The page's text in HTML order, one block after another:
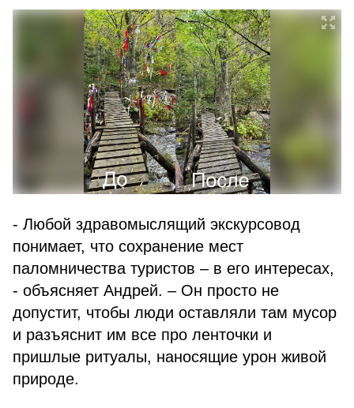
- Любой здравомыслящий экскурсовод
понимает, что сохранение мест
паломничества туристов – в его интересах,
- объясняет Андрей. – Он просто не
допустит, чтобы люди оставляли там мусор
и разъяснит им все про ленточки и
пришлые ритуалы, наносящие урон живой
природе.